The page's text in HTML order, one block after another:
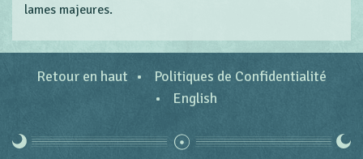
lames majeures.
Retour en haut
Politiques de Confidentialité
English